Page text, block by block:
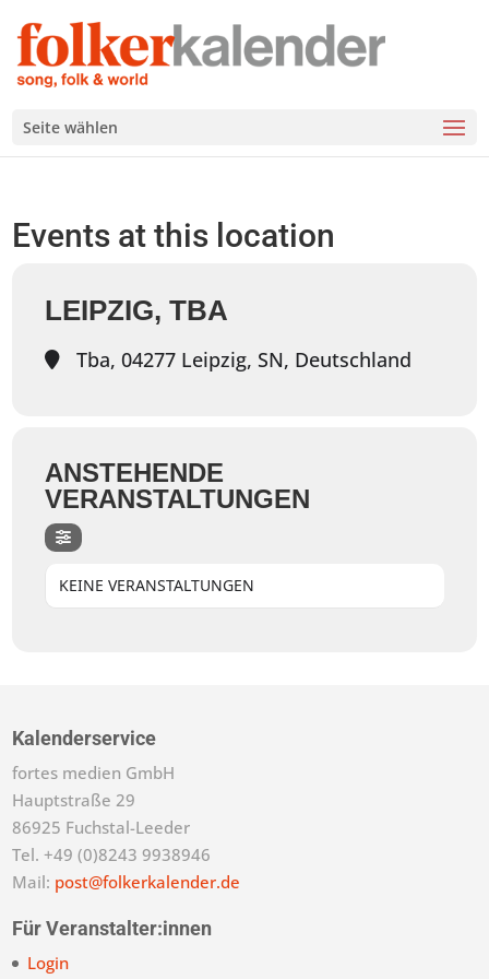
Seite wählen
Events at this location
LEIPZIG, TBA
Tba, 04277 Leipzig, SN, Deutschland
ANSTEHENDE
VERANSTALTUNGEN
KEINE VERANSTALTUNGEN
Kalenderservice
fortes medien GmbH
Hauptstraße 29
86925 Fuchstal-Leeder
Tel. +49 (0)8243 9938946
Mail: post@folkerkalender.de
Für Veranstalter:innen
Login